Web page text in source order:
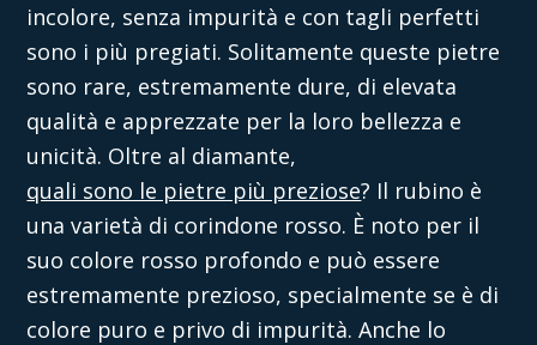
incolore, senza impurità e con tagli perfetti
sono i più pregiati. Solitamente queste pietre
sono rare, estremamente dure, di elevata
qualità e apprezzate per la loro bellezza e
unicità. Oltre al diamante,
quali sono le pietre più preziose? Il rubino è
una varietà di corindone rosso. È noto per il
suo colore rosso profondo e può essere
estremamente prezioso, specialmente se è di
colore puro e privo di impurità. Anche lo